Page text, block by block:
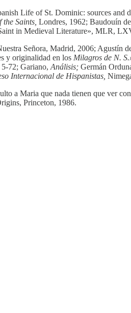
Life of St. Dominic: sources and
the Saints, Londres, 1962; Baudouín
in Medieval Literature», MLR,
Señora, Madrid, 2006; Agustín
y originalidad en los Milagros de N.
72; Gariano, Análisis; Germán
Internacional de Hispanistas,
a Maria que nada tienen que ver
Princeton, 1986.